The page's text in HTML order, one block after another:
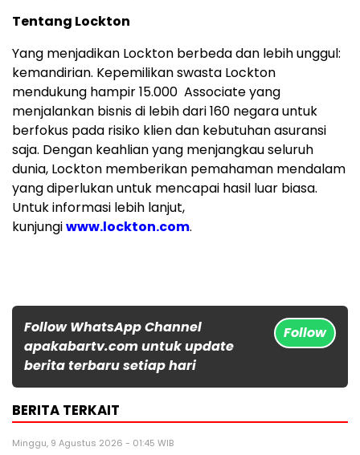
Tentang Lockton
Yang menjadikan Lockton berbeda dan lebih unggul:
kemandirian. Kepemilikan swasta Lockton
mendukung hampir 15.000 Associate yang
menjalankan bisnis di lebih dari 160 negara untuk
berfokus pada risiko klien dan kebutuhan asuransi
saja. Dengan keahlian yang menjangkau seluruh
dunia, Lockton memberikan pemahaman mendalam
yang diperlukan untuk mencapai hasil luar biasa.
Untuk informasi lebih lanjut,
kunjungiwww.lockton.com.
Follow WhatsApp Channel
apakabartv.com untuk update
berita terbaru setiap hari
Follow
BERITA TERKAIT
Minggu, 9 Agustus 2026 - 01:45 WIB